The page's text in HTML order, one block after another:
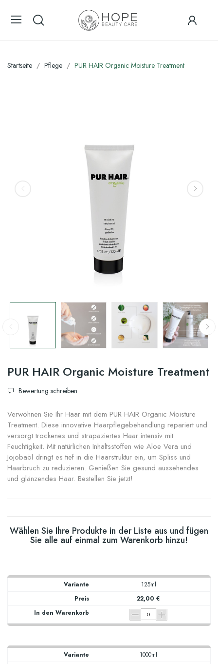
Startseite Pflege PUR HAIR Organic Moisture Treatment
PUR HAIR Organic Moisture Treatment
Bewertung schreiben
Verwöhnen Sie Ihr Haar mit dem PUR HAIR Organic Moisture
Treatment. Diese innovative Haarpflegebehandlung repariert und
versorgt trockenes und strapaziertes Haar intensiv mit
Feuchtigkeit. Mit natürlichen Inhaltsstoffen wie Aloe Vera und
Jojobaöl dringt es tief in die Haarstruktur ein, um Spliss und
Haarbruch zu reduzieren. Genießen Sie gesund aussehendes
und glänzendes Haar. Bestellen Sie jetzt!
Wählen Sie Ihre Produkte in der Liste aus und fügen
Sie alle auf einmal zum Warenkorb hinzu!
125ml
22,00 €
1000ml